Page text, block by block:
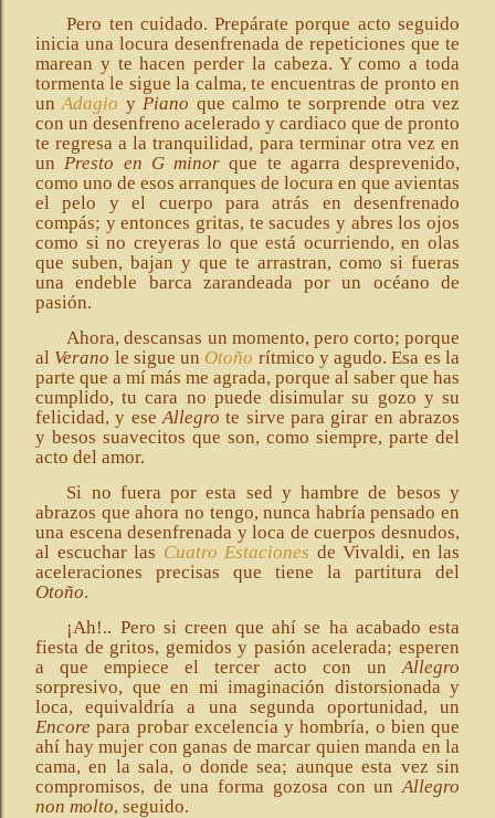
Pero ten cuidado. Prepárate porque acto seguido
inicia una locura desenfrenada de repeticiones que te
marean y te hacen perder la cabeza. Y como a toda
tormenta le sigue la calma, te encuentras de pronto en
unAdagio yPiano que calmo te sorprende otra vez
con un desenfreno acelerado y cardiaco que de pronto
te regresa a la tranquilidad, para terminar otra vez en
unPresto en G minor que te agarra desprevenido,
como uno de esos arranques de locura en que avientas
el pelo y el cuerpo para atrás en desenfrenado
compás; y entonces gritas, te sacudes y abres los ojos
como si no creyeras lo que está ocurriendo, en olas
que suben, bajan y que te arrastran, como si fueras
una endeble barca zarandeada por un océano de
pasión.
Ahora, descansas un momento, pero corto; porque
al Verano le sigue un Otoño rítmico y agudo. Esa es la
parte que a mí más me agrada, porque al saber que has
cumplido, tu cara no puede disimular su gozo y su
felicidad, y eseAllegro te sirve para girar en abrazos
y besos suavecitos que son, como siempre, parte del
acto del amor.
Si no fuera por esta sed y hambre de besos y
abrazos que ahora no tengo, nunca habría pensado en
una escena desenfrenada y loca de cuerpos desnudos,
al escuchar las Cuatro Estaciones de Vivaldi, en las
aceleraciones precisas que tiene la partitura del
Otoño.
¡Ah!.. Pero si creen que ahí se ha acabado esta
fiesta de gritos, gemidos y pasión acelerada; esperen
a que empiece el tercer acto con unAllegro
sorpresivo, que en mi imaginación distorsionada y
loca, equivaldría a una segunda oportunidad, un
Encore para probar excelencia y hombría, o bien que
ahí hay mujer con ganas de marcar quien manda en la
cama, en la sala, o donde sea; aunque esta vez sin
compromisos, de una forma gozosa con unAllegro
non molto, seguido.